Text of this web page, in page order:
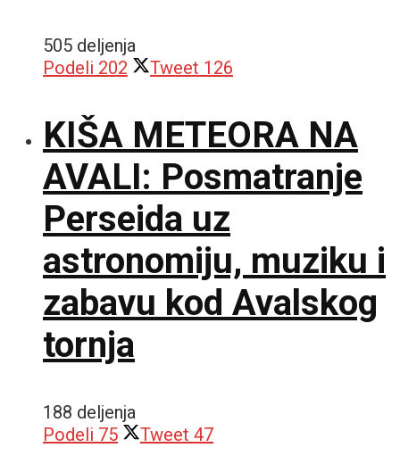
505 deljenja
Podeli 202 Tweet 126
KIŠA METEORA NA
AVALI: Posmatranje
Perseida uz
astronomiju, muziku i
zabavu kod Avalskog
tornja
188 deljenja
Podeli 75 Tweet 47